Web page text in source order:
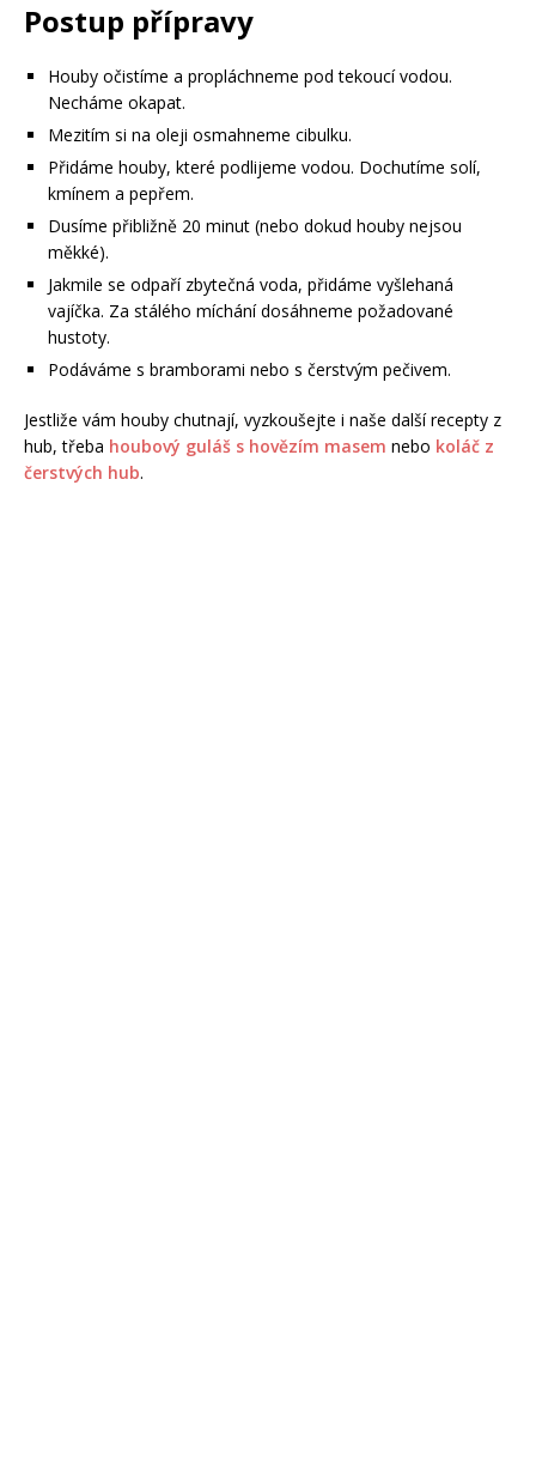
Postup přípravy
Houby očistíme a propláchneme pod tekoucí vodou.
Necháme okapat.
Mezitím si na oleji osmahneme cibulku.
Přidáme houby, které podlijeme vodou. Dochutíme solí,
kmínem a pepřem.
Dusíme přibližně 20 minut (nebo dokud houby nejsou
měkké).
Jakmile se odpaří zbytečná voda, přidáme vyšlehaná
vajíčka. Za stálého míchání dosáhneme požadované
hustoty.
Podáváme s bramborami nebo s čerstvým pečivem.
Jestliže vám houby chutnají, vyzkoušejte i naše další recepty z
hub, třeba houbový guláš s hovězím masem nebo koláč z
čerstvých hub.